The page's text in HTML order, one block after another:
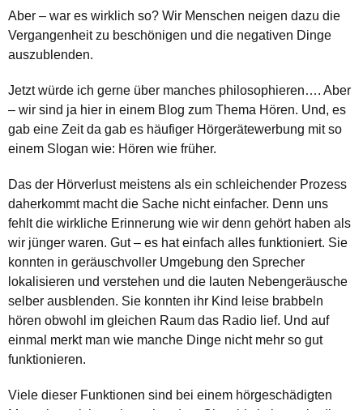
Aber – war es wirklich so? Wir Menschen neigen dazu die
Vergangenheit zu beschönigen und die negativen Dinge
auszublenden.
Jetzt würde ich gerne über manches philosophieren…. Aber
– wir sind ja hier in einem Blog zum Thema Hören. Und, es
gab eine Zeit da gab es häufiger Hörgerätewerbung mit so
einem Slogan wie: Hören wie früher.
Das der Hörverlust meistens als ein schleichender Prozess
daherkommt macht die Sache nicht einfacher. Denn uns
fehlt die wirkliche Erinnerung wie wir denn gehört haben als
wir jünger waren. Gut – es hat einfach alles funktioniert. Sie
konnten in geräuschvoller Umgebung den Sprecher
lokalisieren und verstehen und die lauten Nebengeräusche
selber ausblenden. Sie konnten ihr Kind leise brabbeln
hören obwohl im gleichen Raum das Radio lief. Und auf
einmal merkt man wie manche Dinge nicht mehr so gut
funktionieren.
Viele dieser Funktionen sind bei einem hörgeschädigten